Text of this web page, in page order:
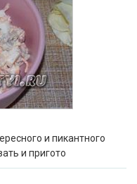
и пикантного
и пригото